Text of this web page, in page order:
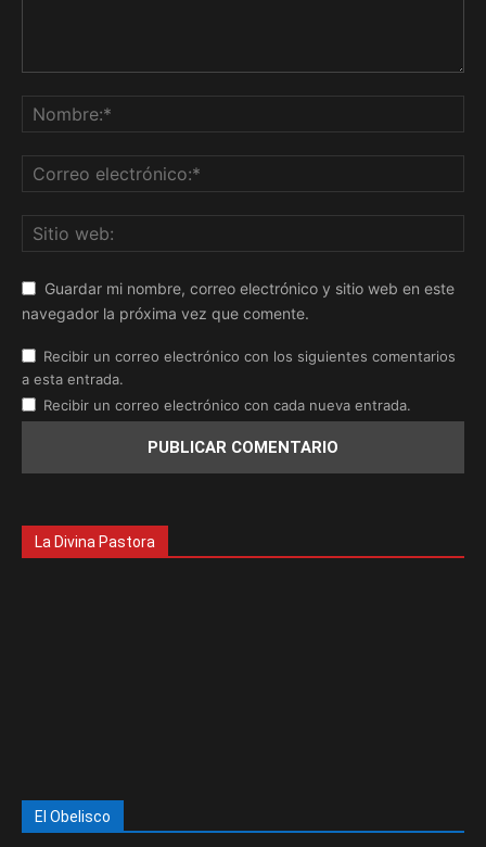
Guardar mi nombre, correo electrónico y sitio web en este
navegador la próxima vez que comente.
Recibir un correo electrónico con los siguientes comentarios
a esta entrada.
Recibir un correo electrónico con cada nueva entrada.
La Divina Pastora
El Obelisco